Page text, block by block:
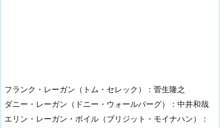
フランク・レーガン（トム・セレック）：菅生隆之
ダニー・レーガン（ドニー・ウォールバーグ）：中井和哉
エリン・レーガン・ボイル（ブリジット・モイナハン）：